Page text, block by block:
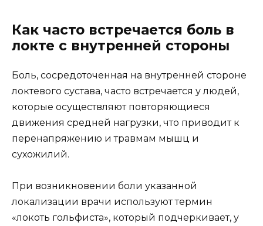
Как часто встречается боль в
локте с внутренней стороны
Боль, сосредоточенная на внутренней стороне
локтевого сустава, часто встречается у людей,
которые осуществляют повторяющиеся
движения средней нагрузки, что приводит к
перенапряжению и травмам мышц и
сухожилий.
При возникновении боли указанной
локализации врачи используют термин
«локоть гольфиста», который подчеркивает, у